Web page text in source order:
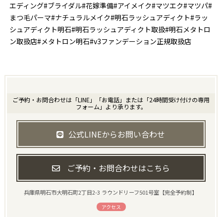
エディング#ブライダル#花嫁準備#アイメイク#マツエク#マツパ#
まつ毛パーマ#ナチュラルメイク#明石ラッシュアディクト#ラッ
シュアディクト明石#明石ラッシュアディクト取扱#明石メタトロ
ン取扱店#メタトロン明石#v3ファンデーション正規取扱店
ご予約・お問合わせは「LINE」「お電話」または「24時間受け付けの専用
フォーム」より承ります。
公式LINEからお問い合わせ
ご予約・お問合わせはこちら
兵庫県明石市大明石町2丁目2-3 ラウンドリーフ501号室【完全予約制】
アクセス